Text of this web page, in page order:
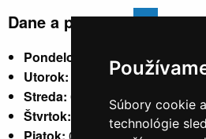
Súbory cookie
technológie
Dane a poplatky
Pondelok:
07:30 - 15:30
Utorok:
nestránkový
Streda: 07:30 - 17:00
Štvrtok:
nestránkový